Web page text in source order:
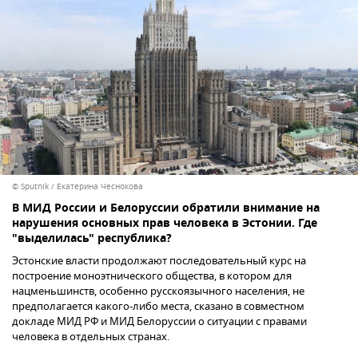
© Sputnik / Екатерина Чеснокова
В МИД России и Белоруссии обратили внимание на
нарушения основных прав человека в Эстонии. Где
"выделилась" республика?
Эстонские власти продолжают последовательный курс на
построение моноэтнического общества, в котором для
нацменьшинств, особенно русскоязычного населения, не
предполагается какого-либо места, сказано в совместном
докладе МИД РФ и МИД Белоруссии о ситуации с правами
человека в отдельных странах.